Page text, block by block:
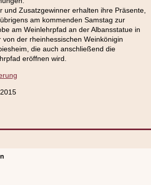
und Zusatzgewinner erhalten ihre Präsente,
am kommenden Samstag zur
am Weinlehrpfad an der Albansstatue in
von der rheinhessischen Weinkönigin
die auch anschließend die
eröffnen wird.